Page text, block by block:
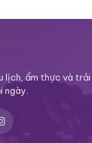
lịch, ẩm thực và trải
ngày.